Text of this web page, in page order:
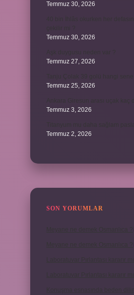
Temmuz 30, 2026
Temmuz 30, 2026
Temmuz 27, 2026
Temmuz 25, 2026
Temmuz 3, 2026
Temmuz 2, 2026
SON YORUMLAR